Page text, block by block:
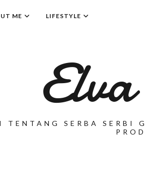
ME LIFESTYLE
TENTANG SERBA SERBI